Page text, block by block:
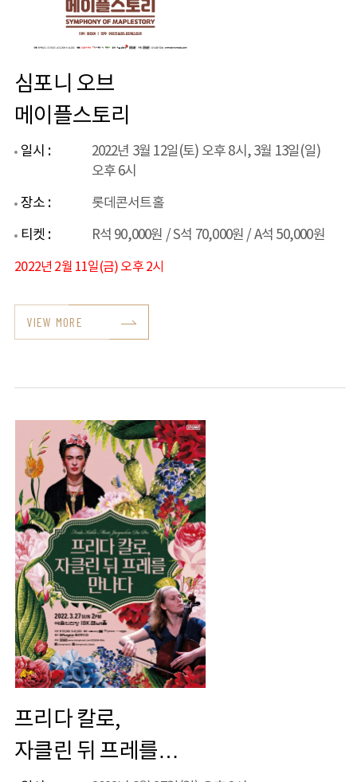
심포니 오브
메이플스토리
일시 :
2022년 3월 12일(토) 오후 8시, 3월 13일(일)
오후 6시
장소 :
롯데콘서트홀
티켓 :
R석 90,000원 / S석 70,000원 / A석 50,000원
2022년 2월 11일(금) 오후 2시
VIEW MORE
프리다 칼로,
자클린 뒤 프레를